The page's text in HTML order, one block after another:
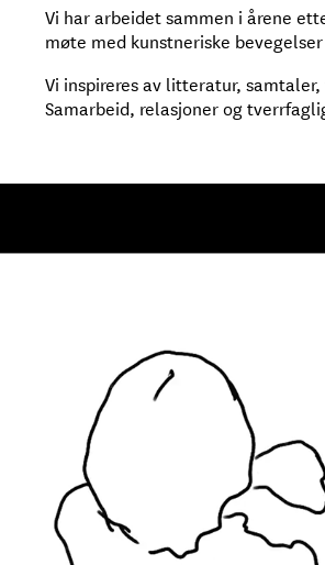
Vi har arbeidet sammen i årene
møte med kunstneriske
Vi inspireres av litteratur,
Samarbeid, relasjoner og